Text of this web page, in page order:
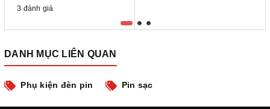
3 đánh giá
DANH MỤC LIÊN QUAN
Phụ kiện đèn pin Pin sạc